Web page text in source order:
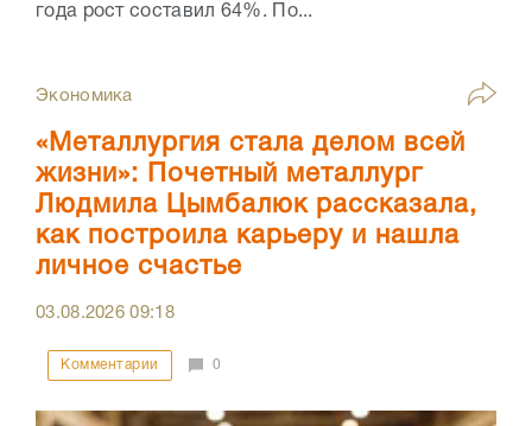
года рост составил 64%. По...
Экономика
«Металлургия стала делом всей
жизни»: Почетный металлург
Людмила Цымбалюк рассказала,
как построила карьеру и нашла
личное счастье
03.08.202609:18
Комментарии 0